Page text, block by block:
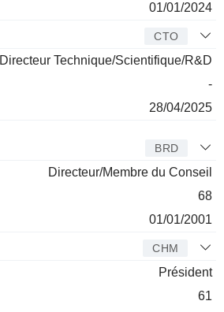
01/01/2024
CTO
Directeur Technique/Scientifique/R&D
-
28/04/2025
BRD
Directeur/Membre du Conseil
68
01/01/2001
CHM
Président
61